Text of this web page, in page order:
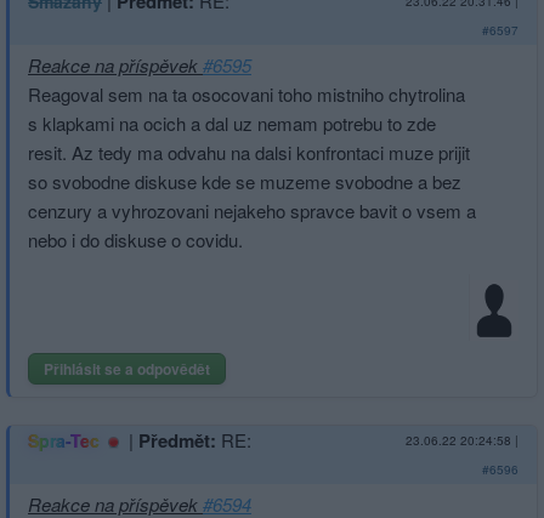
#6597
Reakce na příspěvek#6595
Reagoval sem na ta osocovani toho mistniho chytrolina
s klapkami na ocich a dal uz nemam potrebu to zde
resit. Az tedy ma odvahu na dalsi konfrontaci muze prijit
so svobodne diskuse kde se muzeme svobodne a bez
cenzury a vyhrozovani nejakeho spravce bavit o vsem a
nebo i do diskuse o covidu.
Přihlásit se a odpovědět
Spra-Tec | Předmět: RE: 23.06.22 20:24:58 |
#6596
Reakce na příspěvek#6594